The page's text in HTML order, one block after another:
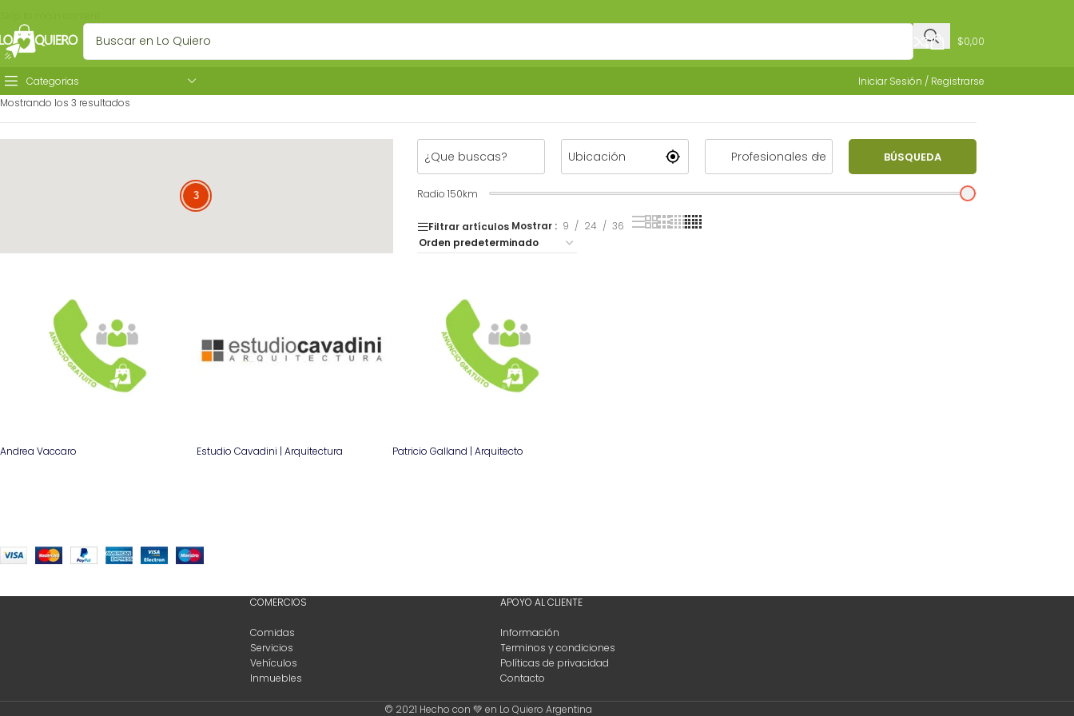
$0,00
Categorias
Iniciar Sesión / Registrarse
Mostrando los 3 resultados
3
3
BÚSQUEDA
Radio 150km
Filtrar artículos Mostrar 9 24 36
Andrea Vaccaro Estudio Cavadini | Arquitectura Patricio Galland | Arquitecto
COMERCIOS
Comidas
Servicios
Vehículos
Inmuebles
APOYO AL CLIENTE
Información
Terminos y condiciones
Políticas de privacidad
Contacto
© 2021 Hecho con 💚 en Lo Quiero Argentina